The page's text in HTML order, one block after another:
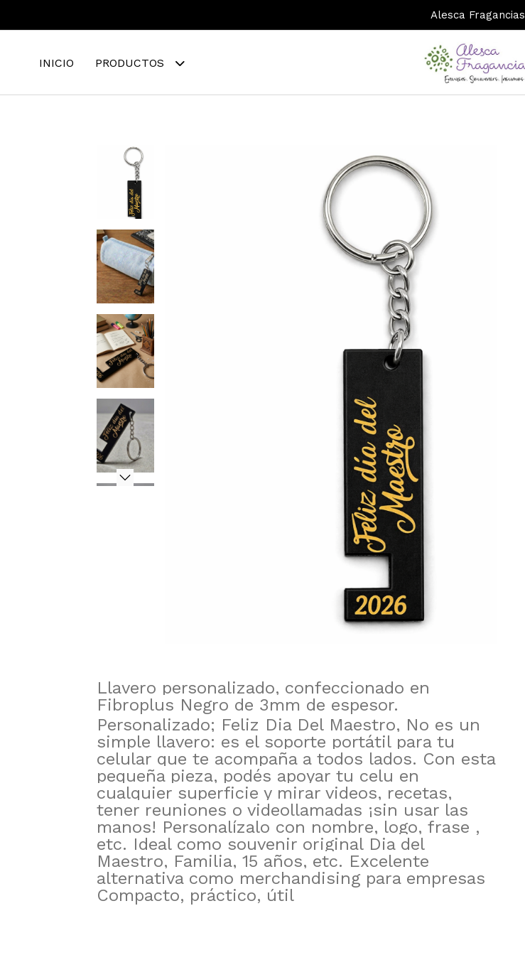
Alesca Fragancias
INICIO PRODUCTOS
Llavero personalizado, confeccionado en
Fibroplus Negro de 3mm de espesor.
Personalizado; Feliz Dia Del Maestro, No es un
simple llavero: es el soporte portátil para tu
celular que te acompaña a todos lados. Con esta
pequeña pieza, podés apoyar tu celu en
cualquier superficie y mirar videos, recetas,
tener reuniones o videollamadas ¡sin usar las
manos! Personalízalo con nombre, logo, frase ,
etc. Ideal como souvenir original Dia del
Maestro, Familia, 15 años, etc. Excelente
alternativa como merchandising para empresas
Compacto, práctico, útil